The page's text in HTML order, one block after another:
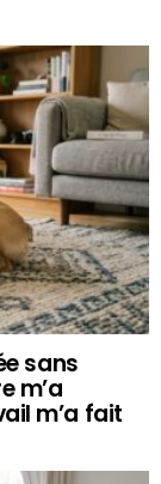
sans
m’a
m’a fait